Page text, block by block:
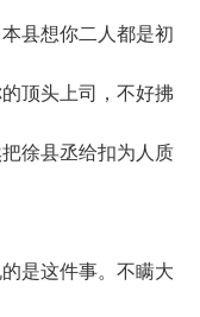
县想你二人都是初
顶头上司，不好拂
徐县丞给扣为人质
是这件事。不瞒大